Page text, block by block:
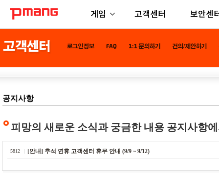
게임 고객센터 보안센
공지사항
피망의 새로운 소식과 궁금한 내용 공지사항
5812 [안내] 추석 연휴 고객센터 휴무 안내 (9/9 ~ 9/12)